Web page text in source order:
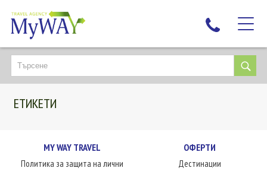
НАЙ-ТЪРСЕНИ
ДЕСТИНАЦИИ
ЕКЗОТИЧНИ ПОЧИВКИ
НОВА ГОДИНА
ЕТИКЕТИ
MY WAY TRAVEL
Политика за защита на лични
ОФЕРТИ
Дестинации